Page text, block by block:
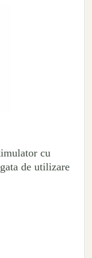
cu
de utilizare